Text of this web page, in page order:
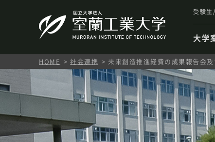
受験
大学
HOME 社会連携 未来創造推進経費の成果報告会